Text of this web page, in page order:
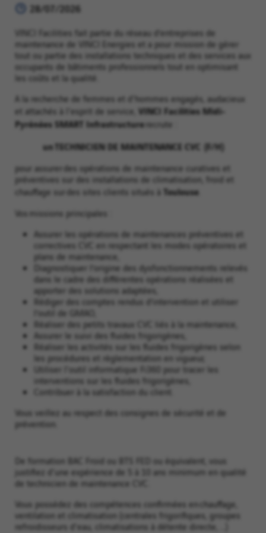
28/07/2026
VINCI Facilities fait partie du réseau d’entreprises de
maintenance de VINCI Energies et a pour mission de gérer
tout ou partie des installations techniques et des services aux
occupants de bâtiments professionnels tout en optimisant
les coûts et la qualité.
A la recherche de femmes et d'hommes engagés, audacieux
et attachés à l'esprit de service, VINCI Facilities Midi-
Pyrénées SMART Infrastructurerecrute :
un TECHNICIEN DE MAINTENANCE CVC (F/H)
pour assurer des opérations de maintenance curatives et
préventives sur des installations de climatisation, froid et
chauffage sur des sites clients situés à Toulouse
Vos missions principales :
Assurer les opérations de maintenances préventives et
correctives CVC en respectant les modes opératoires et
plans de maintenance,
Diagnostiquer l’origine des dysfonctionnements relevés
dans le cadre des différentes opérations réalisées et
apporter des solutions adaptées,
Rédiger des comptes rendus d’intervention et utiliser
l’outil de GMAO,
Réaliser des petits travaux CVC liés à la maintenance,
Assurer le suivi des fluides frigorigènes,
Réaliser les activités sur les fluides frigorigènes selon
les procédures et règlementation en vigueur,
Utiliser l'outil informatique Fi360 pour tracer les
interventions sur les fluides frigorigènes,
Contribuer à la satisfaction du client.
Vous veillez au respect des consignes de sécurité et de
prévention.
De formation BAC Froid ou BTS FED ou équivalent, vous
justifiez d'une expérience de 5 à 10 ans minimum en qualité
de technicien de maintenance CVC.
Vous possédez des compétences confirmées en chauffage,
ventilation et climatisation (centrales frigorifiques, groupes
refroidisseurs d'eau, climatisations à détente directe, ...)